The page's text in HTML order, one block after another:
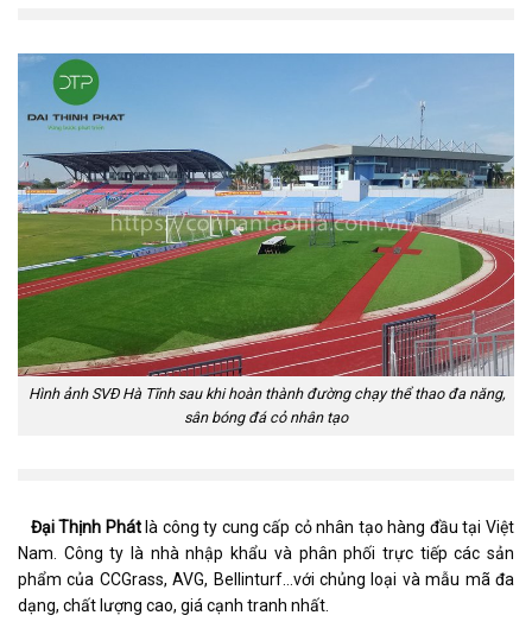
Hình ảnh SVĐ Hà Tĩnh sau khi hoàn thành đường chạy thể thao đa năng,
sân bóng đá cỏ nhân tạo
Đại Thịnh Phátlà công ty cung cấp cỏ nhân tạo hàng đầu tại Việt
Nam. Công ty là nhà nhập khẩu và phân phối trực tiếp các sản
phẩm của CCGrass, AVG, Bellinturf…với chủng loại và mẫu mã đa
dạng, chất lượng cao, giá cạnh tranh nhất.